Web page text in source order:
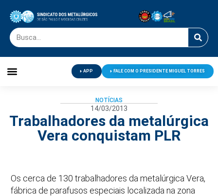
APP FALE COM O PRESIDENTE MIGUEL TORRES
NOTÍCIAS
14/03/2013
Trabalhadores da metalúrgica
Vera conquistam PLR
Os cerca de 130 trabalhadores da metalúrgica Vera,
fábrica de parafusos especiais localizada na zona